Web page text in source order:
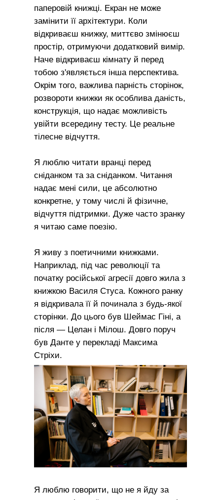
паперовій книжці. Екран не може
замінити її архітектури. Коли
відкриваєш книжку, миттєво змінюєш
простір, отримуючи додатковий вимір.
Наче відкриваєш кімнату й перед
тобою з'являється інша перспектива.
Окрім того, важлива парність сторінок,
розвороти книжки як особлива даність,
конструкція, що надає можливість
увійти всередину тесту. Це реальне
тілесне відчуття.
Я люблю читати вранці перед
сніданком та за сніданком. Читання
надає мені сили, це абсолютно
конкретне, у тому числі й фізичне,
відчуття підтримки. Дуже часто зранку
я читаю саме поезію.
Я живу з поетичними книжками.
Наприклад, під час революції та
початку російської агресії довго жила з
книжкою Василя Стуса. Кожного ранку
я відкривала її й починала з будь-якої
сторінки. До цього був Шеймас Гіні, а
після — Целан і Мілош. Довго поруч
був Данте у перекладі Максима
Стріхи.
Я люблю говорити, що не я йду за